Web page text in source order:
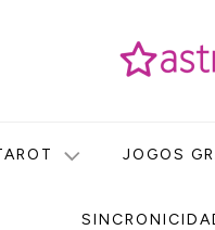
JOGOS